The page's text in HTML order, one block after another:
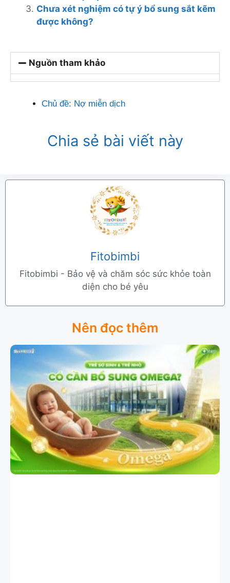
Chưa xét nghiệm có tự ý bổ sung sắt kẽm
được không?
Nguồn tham khảo
Chủ đề: Nợ miễn dịch
Chia sẻ bài viết này
Fitobimbi
Fitobimbi - Bảo vệ và chăm sóc sức khỏe toàn
diện cho bé yêu
Nên đọc thêm